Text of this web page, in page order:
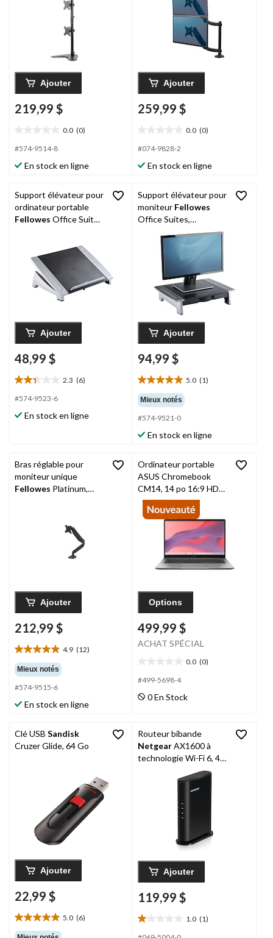
Ajouter
219,99 $
0.0 (0)
étoile(s)
5.
#574-9514-8
En stock en ligne
Ajouter
259,99 $
0.0 (0)
étoile(s)
5.
#074-9828-2
En stock en ligne
Support élévateur pour
ordinateur portable
Fellowes Office Suites
réglable, noir/argent
Ajouter
48,99 $
2.3 (6)
2.3
étoile(s)
5.
#574-9523-6
En stock en ligne
Support élévateur pour
moniteur Fellowes
Office Suites,
Ajouter
94,99 $
5.0 (1)
5.0
étoile(s)
sur
5.
1
Mieux notés
#574-9521-0
En stock en ligne
Bras réglable pour
moniteur unique
Fellowes Platinum,
Ajouter
212,99 $
4.9 (12)
4.9
étoile(s)
sur
5.
12
Mieux notés
#574-9515-6
En stock en ligne
Ordinateur portable
ASUS Chromebook
CM14, 14 po 16:9 HD
intégré
Options
499,99 $
ACHAT SPÉCIAL
0.0 (0)
étoile(s)
5.
#499-5698-4
0 En Stock
Clé USB Sandisk
Cruzer Glide, 64 Go
Ajouter
22,99 $
5.0 (6)
5.0
étoile(s)
Routeur bibande
NetgearAX1600 à
technologie Wi-Fi 6, 4
Ajouter
119,99 $
1.0 (1)
1.0
étoile(s)